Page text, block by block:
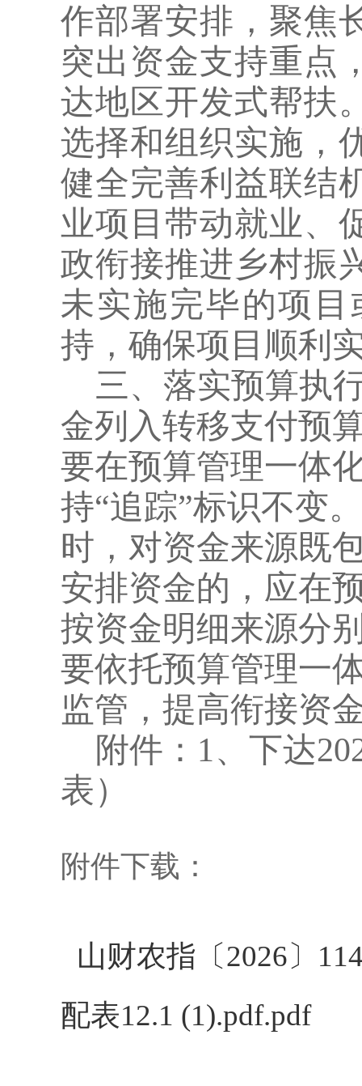
作部署安排，聚焦
突出资金支持重点
达地区开发式帮扶
选择和组织实施，
健全完善利益联结
业项目带动就业、
政衔接推进乡村振
未实施完毕的项
持，确保项目顺利
三、落实预算执
金列入转移支付预
要在预算管理一体
持“追踪”标识不变
时，对资金来源既
安排资金的，应在
按资金明细来源分
要依托预算管理一
监管，提高衔接资
附件： 1、下达
表）
附件下载：
山财农指〔2026〕
配表12.1 (1).pdf.pdf